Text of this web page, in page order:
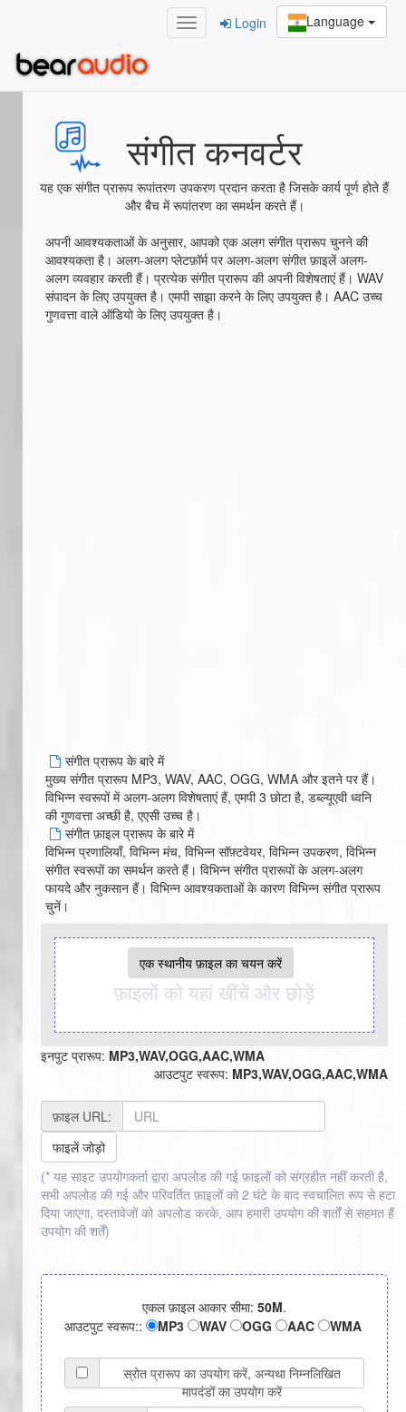
Language
Login
संगीत कनवर्टर
यह एक संगीत प्रारूप रूपांतरण उपकरण प्रदान करता है जिसके कार्य पूर्ण होते हैं
और बैच में रूपांतरण का समर्थन करते हैं।
अपनी आवश्यकताओं के अनुसार, आपको एक अलग संगीत प्रारूप चुनने की
आवश्यकता है। अलग-अलग प्लेटफ़ॉर्म पर अलग-अलग संगीत फ़ाइलें अलग-
अलग व्यवहार करती हैं। प्रत्येक संगीत प्रारूप की अपनी विशेषताएं हैं। WAV
संपादन के लिए उपयुक्त है। एमपी साझा करने के लिए उपयुक्त है। AAC उच्च
गुणवत्ता वाले ऑडियो के लिए उपयुक्त है।
संगीत प्रारूप के बारे में
मुख्य संगीत प्रारूप MP3, WAV, AAC, OGG, WMA और इतने पर हैं।
विभिन्न स्वरूपों में अलग-अलग विशेषताएं हैं, एमपी 3 छोटा है, डब्ल्यूएवी ध्वनि
की गुणवत्ता अच्छी है, एएसी उच्च है।
संगीत फ़ाइल प्रारूप के बारे में
विभिन्न प्रणालियाँ, विभिन्न मंच, विभिन्न सॉफ़्टवेयर, विभिन्न उपकरण, विभिन्न
संगीत स्वरूपों का समर्थन करते हैं। विभिन्न संगीत प्रारूपों के अलग-अलग
फायदे और नुकसान हैं। विभिन्न आवश्यकताओं के कारण विभिन्न संगीत प्रारूप
चुनें।
एक स्थानीय फ़ाइल का चयन करें
फ़ाइलों को यहां खींचें और छोड़ें
इनपुट प्रारूप: MP3,WAV,OGG,AAC,WMA
आउटपुट स्वरूप: MP3,WAV,OGG,AAC,WMA
फ़ाइल URL:
फाइलें जोड़ो
(* यह साइट उपयोगकर्ता द्वारा अपलोड की गई फ़ाइलों को संग्रहीत नहीं करती है,
सभी अपलोड की गई और परिवर्तित फ़ाइलों को 2 घंटे के बाद स्वचालित रूप से हटा
दिया जाएगा, दस्तावेजों को अपलोड करके, आप हमारी उपयोग की शर्तों से सहमत हैं
उपयोग की शर्तें)
एकल फ़ाइल आकार सीमा: 50M.
आउटपुट स्वरूप::
MP3 WAV OGG AAC WMA
स्रोत प्रारूप का उपयोग करें, अन्यथा निम्नलिखित
मापदंडों का उपयोग करें